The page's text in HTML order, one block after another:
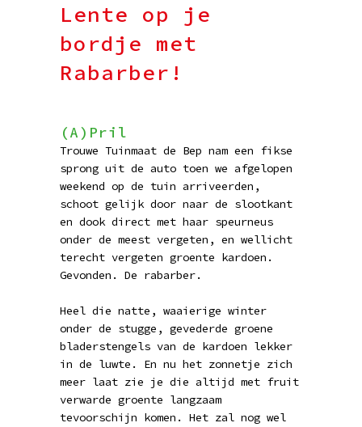
Lente op je
bordje met
Rabarber!
(A)Pril
Trouwe Tuinmaat de Bep nam een fikse
sprong uit de auto toen we afgelopen
weekend op de tuin arriveerden,
schoot gelijk door naar de slootkant
en dook direct met haar speurneus
onder de meest vergeten, en wellicht
terecht vergeten groente kardoen.
Gevonden. De rabarber.
Heel die natte, waaierige winter
onder de stugge, gevederde groene
bladerstengels van de kardoen lekker
in de luwte. En nu het zonnetje zich
meer laat zie je die altijd met fruit
verwarde groente langzaam
tevoorschijn komen. Het zal nog wel